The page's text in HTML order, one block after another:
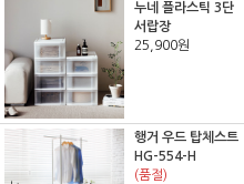
누네 플라스틱 3단
서랍장
25,900원
행거 우드 탑체스트
HG-554-H
(품절)